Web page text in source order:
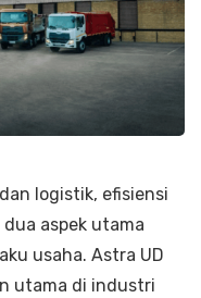
logistik, efisiensi
aspek utama
usaha. Astra UD
utama di industri